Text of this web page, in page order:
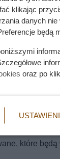
które
klikając
danych
będą
oraz po